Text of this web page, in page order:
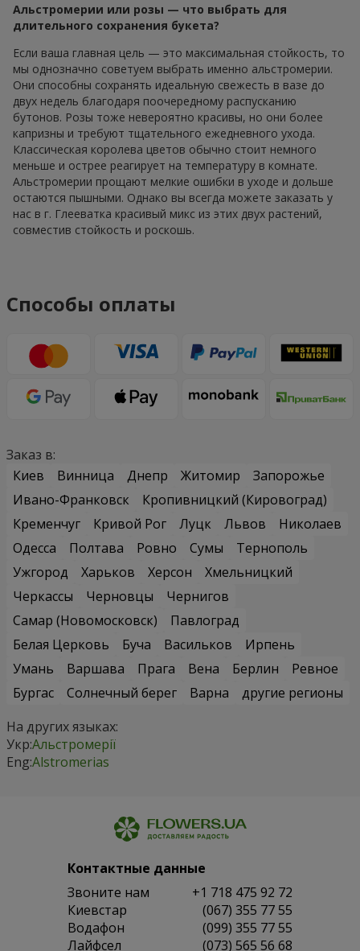
Альстромерии или розы — что выбрать для
длительного сохранения букета?
Если ваша главная цель — это максимальная стойкость, то
мы однозначно советуем выбрать именно альстромерии.
Они способны сохранять идеальную свежесть в вазе до
двух недель благодаря поочередному распусканию
бутонов. Розы тоже невероятно красивы, но они более
капризны и требуют тщательного ежедневного ухода.
Классическая королева цветов обычно стоит немного
меньше и острее реагирует на температуру в комнате.
Альстромерии прощают мелкие ошибки в уходе и дольше
остаются пышными. Однако вы всегда можете заказать у
нас в г. Глееватка красивый микс из этих двух растений,
совместив стойкость и роскошь.
Способы оплаты
Заказ в:
Киев
Винница Днепр Житомир
Запорожье
Ивано-Франковск
Кропивницкий (Кировоград)
Кременчуг
Кривой Рог Луцк Львов
Николаев
Одесса
Полтава Ровно Сумы
Тернополь
Ужгород
Харьков Херсон
Хмельницкий
Черкассы
Черновцы
Чернигов
Самар (Новомосковск)
Павлоград
Белая Церковь
Буча Васильков
Ирпень
Умань
Варшава Прага Вена Берлин
Ревное
Бургас
Солнечный берег Варна
другие регионы
На других языках:
Укр:Альстромерії
Eng:Alstromerias
Контактные данные
Звоните нам
+1 718 475 92 72
Киевстар
(067) 355 77 55
Водафон
(099) 355 77 55
Лайфсел
(073) 565 56 68